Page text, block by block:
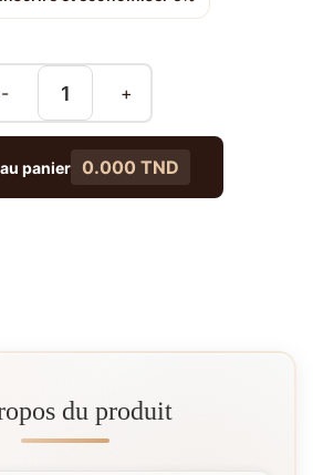
- +
panier 0.000 TND
du produit